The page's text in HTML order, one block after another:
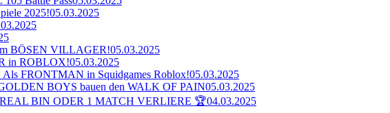
2025!05.03.2025
BÖSEN VILLAGER!05.03.2025
in ROBLOX!05.03.2025
FRONTMAN in Squidgames Roblox!05.03.2025
BOYS bauen den WALK OF PAIN05.03.2025
BIN ODER 1 MATCH VERLIERE 🏆04.03.2025